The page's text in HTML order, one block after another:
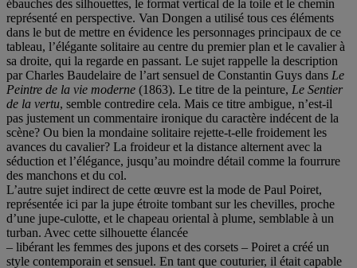
ébauches des silhouettes, le format vertical de la toile et le chemin
représenté en perspective. Van Dongen a utilisé tous ces éléments
dans le but de mettre en évidence les personnages principaux de ce
tableau, l’élégante solitaire au centre du premier plan et le cavalier à
sa droite, qui la regarde en passant. Le sujet rappelle la description
par Charles Baudelaire de l’art sensuel de Constantin Guys dans Le
Peintre de la vie moderne (1863). Le titre de la peinture, Le Sentier
de la vertu, semble contredire cela. Mais ce titre ambigue, n’est-il
pas justement un commentaire ironique du caractère indécent de la
scène? Ou bien la mondaine solitaire rejette-t-elle froidement les
avances du cavalier? La froideur et la distance alternent avec la
séduction et l’élégance, jusqu’au moindre détail comme la fourrure
des manchons et du col.
L’autre sujet indirect de cette œuvre est la mode de Paul Poiret,
représentée ici par la jupe étroite tombant sur les chevilles, proche
d’une jupe-culotte, et le chapeau oriental à plume, semblable à un
turban. Avec cette silhouette élancée
– libérant les femmes des jupons et des corsets – Poiret a créé un
style contemporain et sensuel. En tant que couturier, il était capable